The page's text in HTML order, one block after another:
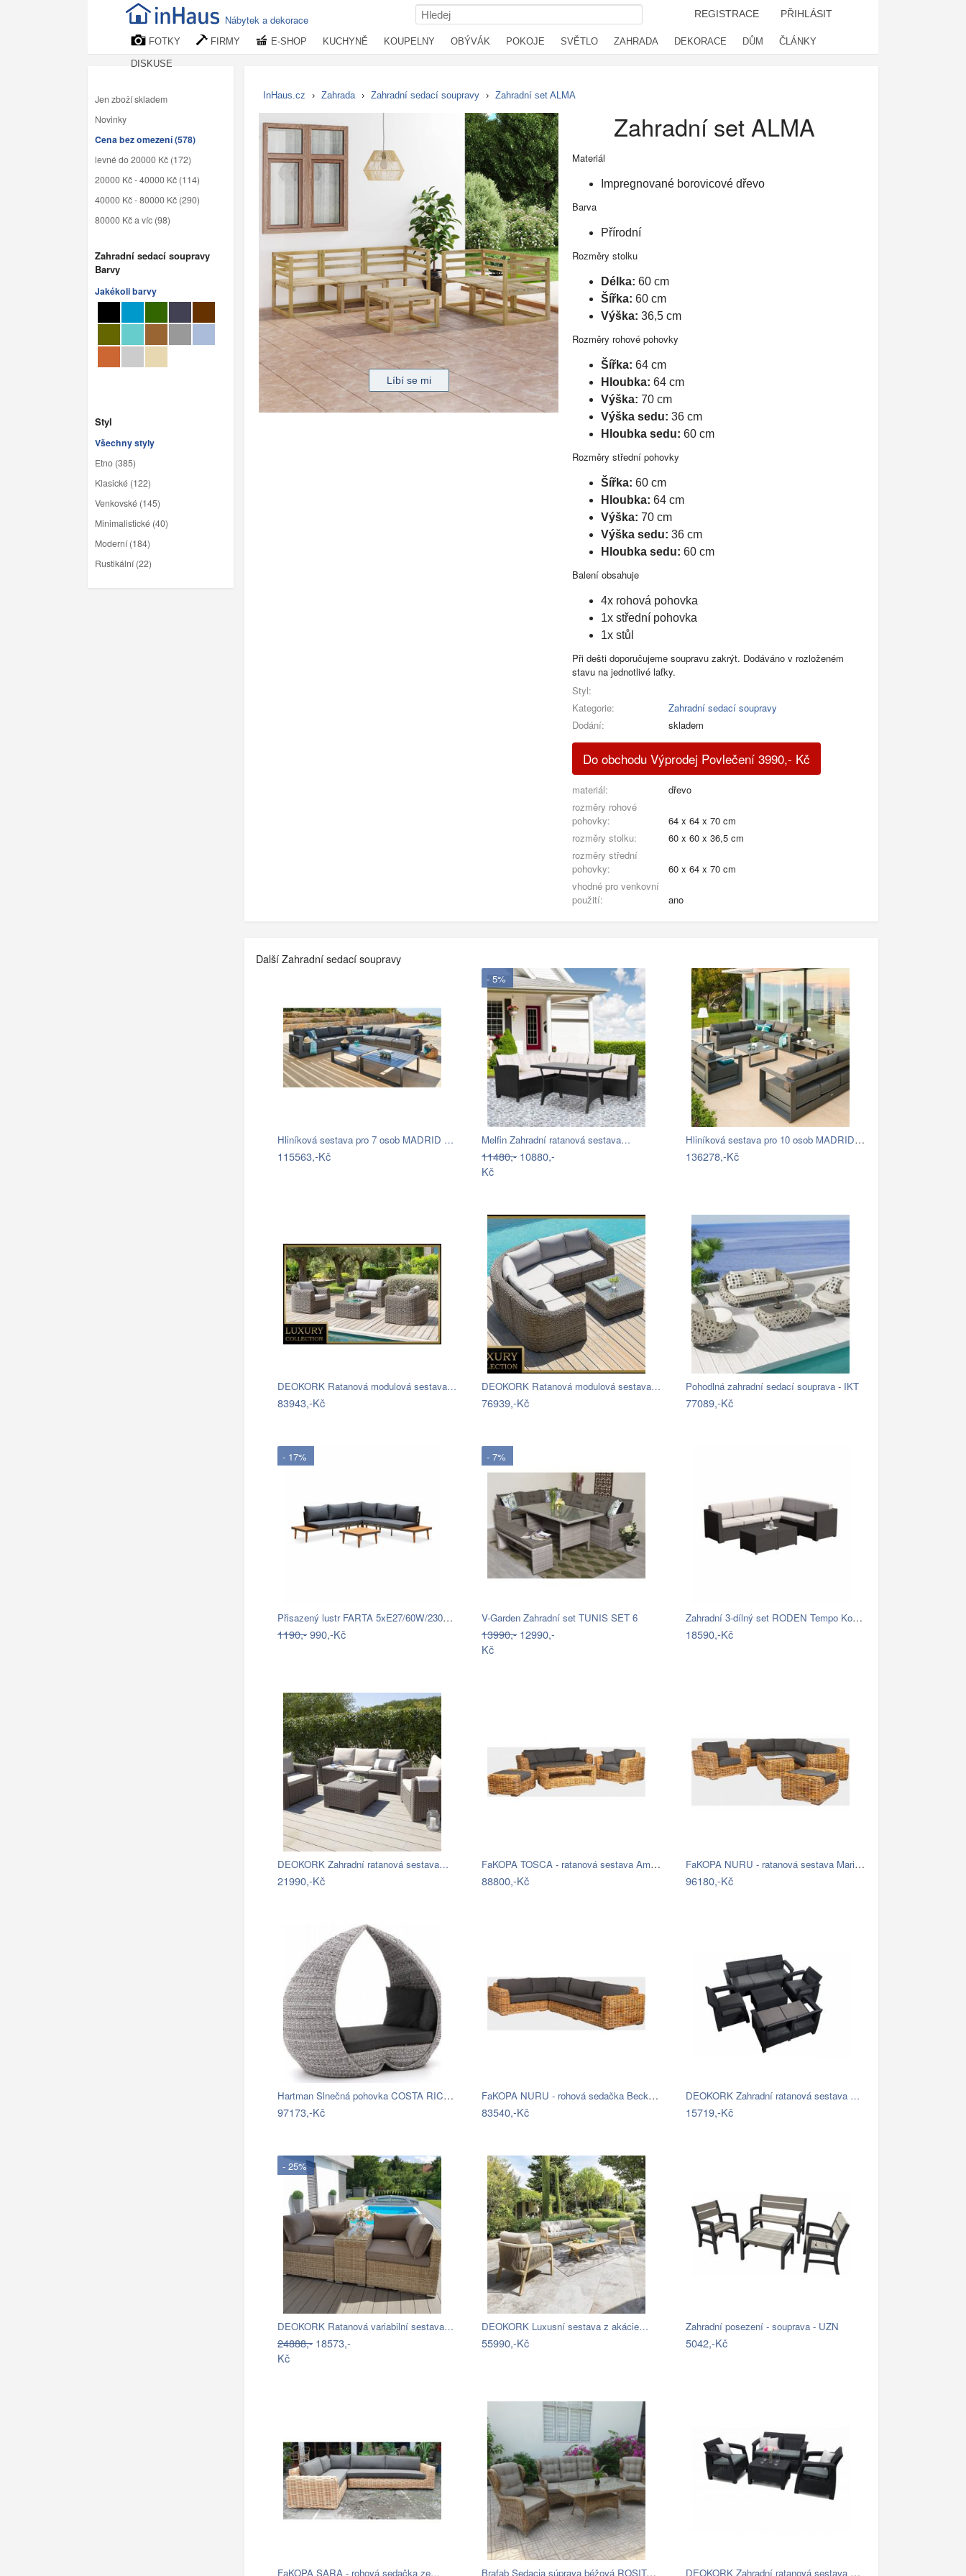
Nábytek a dekorace REGISTRACE PŘIHLÁSIT
FOTKY FIRMY E-SHOP KUCHYNĚ KOUPELNY OBÝVÁK POKOJE SVĚTLO ZAHRADA DEKORACE DŮM ČLÁNKY
DISKUSE
Jen zboží skladem
Novinky
Cena bez omezení (578)
levné do 20000 Kč (172)
20000 Kč - 40000 Kč (114)
40000 Kč - 80000 Kč (290)
80000 Kč a víc (98)
Zahradní sedací soupravy
Barvy
Jakékoli barvy
Styl
Všechny styly
Etno (385)
Klasické (122)
Venkovské (145)
Minimalistické (40)
Moderní (184)
Rustikální (22)
InHaus.cz › Zahrada › Zahradní sedací soupravy › Zahradní set ALMA
Zahradní set ALMA
Materiál
Impregnované borovicové dřevo
Barva
Přírodní
Rozměry stolku
Délka: 60 cm
Šířka: 60 cm
Výška: 36,5 cm
Rozměry rohové pohovky
Šířka: 64 cm
Hloubka: 64 cm
Výška: 70 cm
Výška sedu: 36 cm
Hloubka sedu: 60 cm
Rozměry střední pohovky
Šířka: 60 cm
Hloubka: 64 cm
Výška: 70 cm
Výška sedu: 36 cm
Hloubka sedu: 60 cm
Balení obsahuje
4x rohová pohovka
1x střední pohovka
1x stůl
Při dešti doporučujeme soupravu zakrýt. Dodáváno v rozloženém
stavu na jednotlivé laťky.
Styl:
Kategorie:
Zahradní sedací soupravy
Dodání:
skladem
Do obchodu Výprodej Povlečení 3990,- Kč
materiál:
dřevo
rozměry rohové
pohovky:
64 x 64 x 70 cm
rozměry stolku:
60 x 60 x 36,5 cm
rozměry střední
pohovky:
60 x 64 x 70 cm
vhodné pro venkovní
použití:
ano
Další Zahradní sedací soupravy
Hliníková sestava pro 7 osob MADRID …
115563,-Kč
- 5%
Melfin Zahradní ratanová sestava…
11480,- 10880,-
Kč
Hliníková sestava pro 10 osob MADRID …
136278,-Kč
DEOKORK Ratanová modulová sestava…
83943,-Kč
DEOKORK Ratanová modulová sestava…
76939,-Kč
Pohodlná zahradní sedací souprava - IKT
77089,-Kč
- 17%
Přisazený lustr FARTA 5xE27/60W/230V…
1190,-990,-Kč
- 7%
V-Garden Zahradní set TUNIS SET 6
13990,- 12990,-
Kč
Zahradní 3-dílný set RODEN Tempo Kondela
18590,-Kč
DEOKORK Zahradní ratanová sestava…
21990,-Kč
FaKOPA TOSCA - ratanová sestava Amy Mdum
88800,-Kč
FaKOPA NURU - ratanová sestava Marina…
96180,-Kč
Hartman Slnečná pohovka COSTA RICA Mdum
97173,-Kč
FaKOPA NURU - rohová sedačka Becky Mdum
83540,-Kč
DEOKORK Zahradní ratanová sestava …
15719,-Kč
- 25%
DEOKORK Ratanová variabilní sestava…
24888,- 18573,-
Kč
DEOKORK Luxusní sestava z akácie…
55990,-Kč
Zahradní posezení - souprava - UZN
5042,-Kč
FaKOPA SARA - rohová sedačka ze… Brafab Sedacia súprava béžová ROSITA -… DEOKORK Zahradní ratanová sestava CORFU…